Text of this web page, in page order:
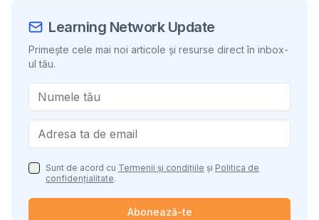
Learning Network Update
Primește cele mai noi articole și resurse direct în inbox-
ul tău.
Sunt de acord cu Termenii și condițiile și Politica de
confidențialitate.
Abonează-te